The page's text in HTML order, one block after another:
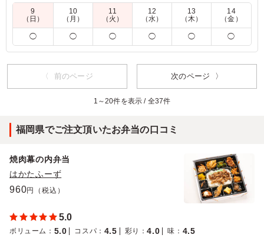
ったりです。
4.0 トヨタ自動車九州株式会社
少し濃いめのしっかりした味付けで美味しくいただきまし
た。 付け合わせの蓮根などはシャキシャキであっさり！
他のおかずとの相性もよいかと思います。 野菜キライの
同僚からも高評価でした。 お肉が少し固かったのは残念
でしたが、脂っこくない方が好きなかたには良いかと。
ご利用シーン：懇親会 ›懇親会
9
（日）
10
（月）
11
（火）
12
（水）
13
（木）
14
（金）
◯ ◯ ◯ ◯ ◯ ◯
〈 前のページ 次のページ 〉
1～20件を表示 / 全37件
福岡県でご注文頂いたお弁当の口コミ
焼肉幕の内弁当
はかたふーず
960円（税込）
5.0
ボリューム ： 5.0 コスパ ： 4.5 彩り ：4.0 味 ： 4.5